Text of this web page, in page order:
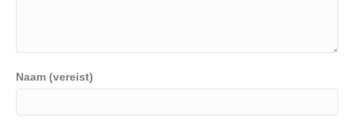
Naam (vereist)